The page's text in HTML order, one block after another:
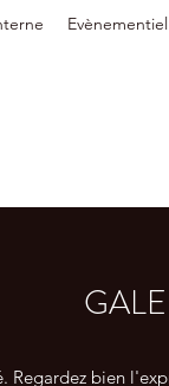
Evènementiel
bien